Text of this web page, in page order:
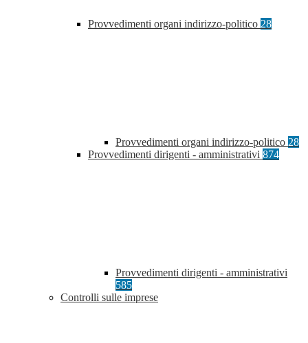
Provvedimenti organi indirizzo-politico 28
Provvedimenti organi indirizzo-politico 28
Provvedimenti dirigenti - amministrativi 874
Provvedimenti dirigenti - amministrativi
585
Controlli sulle imprese